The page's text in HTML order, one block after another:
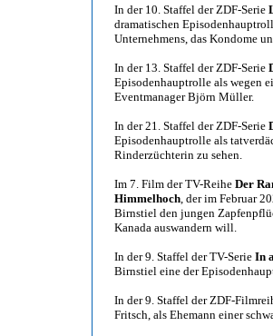
In der 10. Staffel der ZDF-Serie
dramatischen
Unternehmens, das Kondome
In der 13. Staffel der ZDF-Serie
Episodenhauptrolle als wegen
Eventmanager Björn Müller.
In der 21. Staffel der ZDF-Serie
Episodenhauptrolle als
Rinderzüchterin zu sehen.
Im 7. Film der TV-Reihe Der
Himmelhoch, der im Februar
Birnstiel den jungen
Kanada auswandern will.
In der 9. Staffel der TV-Serie In
Birnstiel eine der
In der 9. Staffel der ZDF-
Fritsch, als Ehemann einer